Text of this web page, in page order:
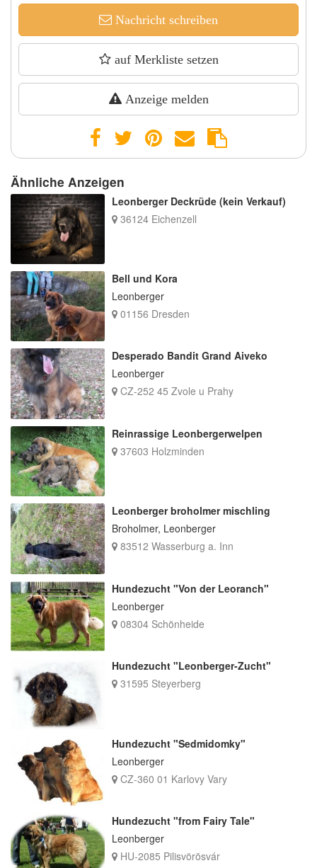
Nachricht schreiben
auf Merkliste setzen
Anzeige melden
Ähnliche Anzeigen
Leonberger Deckrüde (kein Verkauf)
36124 Eichenzell
Bell und Kora
Leonberger
01156 Dresden
Desperado Bandit Grand Aiveko
Leonberger
CZ-252 45 Zvole u Prahy
Reinrassige Leonbergerwelpen
37603 Holzminden
Leonberger broholmer mischling
Broholmer, Leonberger
83512 Wasserburg a. Inn
Hundezucht "Von der Leoranch"
Leonberger
08304 Schönheide
Hundezucht "Leonberger-Zucht"
31595 Steyerberg
Hundezucht "Sedmidomky"
Leonberger
CZ-360 01 Karlovy Vary
Hundezucht "from Fairy Tale"
Leonberger
HU-2085 Pilisvörösvár